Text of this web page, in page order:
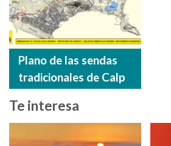
Plano de las sendas
tradicionales de Calp
Te interesa